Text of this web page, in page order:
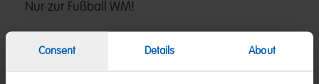
Consent Details About
Nur zur Fußball WM!
Die beliebten Pixel gibt es passend zur Fußball-WM für kurze Zeit in Schwarz-
Rot-Gold mit Kirsch-Cola Geschmack – ein Must-Have für alle Deutschland-